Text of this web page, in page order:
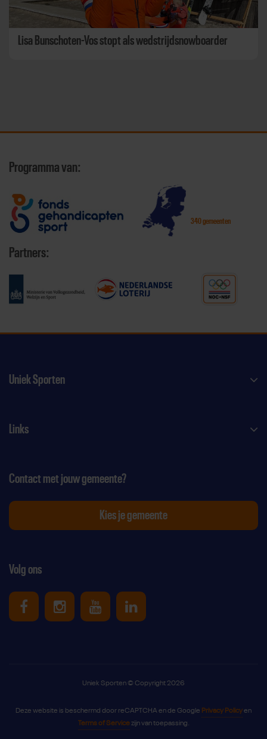
Lisa Bunschoten-Vos stopt als wedstrijdsnowboarder
Programma van:
340 gemeenten
Partners:
Uniek Sporten
Links
Volg ons
Uniek Sporten op Facebook
Uniek Sporten op Instagram
Uniek Sporten op Youtube
Uniek Sporten op
Contact met jouw gemeente?
Kies je gemeente
Uniek Sporten © Copyright 2026
Deze website is beschermd door reCAPTCHA en de Google Privacy Policyen
Terms of Servicezijn van toepassing.